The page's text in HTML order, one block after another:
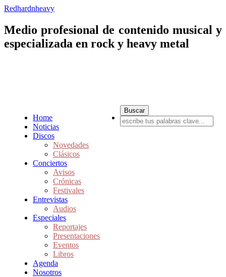
Redhardnheavy
Medio profesional de contenido musical y
especializada en rock y heavy metal
Home
Noticias
Discos
Novedades
Clásicos
Conciertos
Avisos
Crónicas
Festivales
Entrevistas
Audios
Especiales
Reportajes
Presentaciones
Eventos
Libros
Agenda
Nosotros